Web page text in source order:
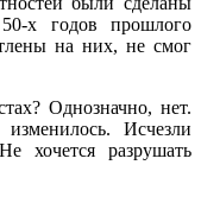
х годов прошлого
на них, не смог
Однозначно, нет.
Исчезли
хочется разрушать